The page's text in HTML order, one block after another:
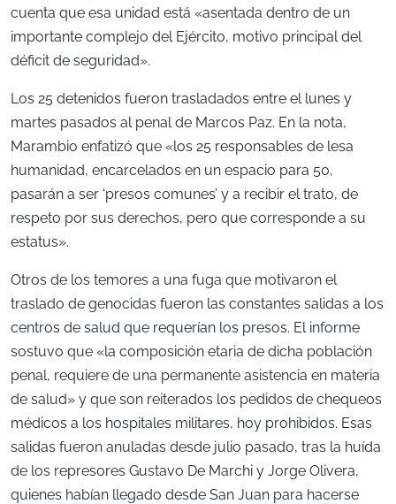
cuenta que esa unidad está «asentada dentro de un
importante complejo del Ejército, motivo principal del
déficit de seguridad».
Los 25 detenidos fueron trasladados entre el lunes y
martes pasados al penal de Marcos Paz. En la nota,
Marambio enfatizó que «los 25 responsables de lesa
humanidad, encarcelados en un espacio para 50,
pasarán a ser ‘presos comunes’ y a recibir el trato, de
respeto por sus derechos, pero que corresponde a su
estatus».
Otros de los temores a una fuga que motivaron el
traslado de genocidas fueron las constantes salidas a los
centros de salud que requerían los presos. El informe
sostuvo que «la composición etaria de dicha población
penal, requiere de una permanente asistencia en materia
de salud» y que son reiterados los pedidos de chequeos
médicos a los hospitales militares, hoy prohibidos. Esas
salidas fueron anuladas desde julio pasado, tras la huída
de los represores Gustavo De Marchi y Jorge Olivera,
quienes habían llegado desde San Juan para hacerse